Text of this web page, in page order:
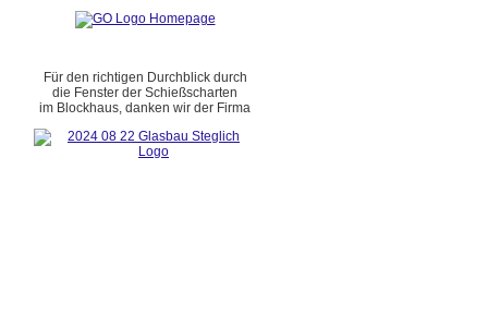
Für den richtigen Durchblick durch
die Fenster der Schießscharten
im Blockhaus, danken wir der Firma